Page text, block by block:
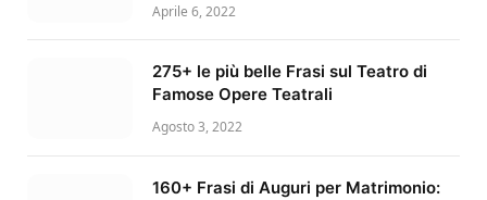
Aprile 6, 2022
275+ le più belle Frasi sul Teatro di
Famose Opere Teatrali
Agosto 3, 2022
160+ Frasi di Auguri per Matrimonio: